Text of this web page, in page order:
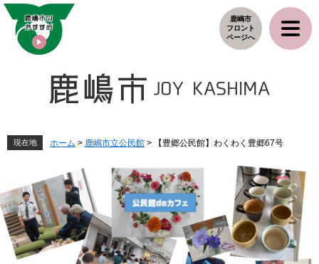
ペ
メ
鹿嶋市
フロント
ページへ
現在地 ホーム > 鹿嶋市立公民館 > 【豊郷公民館】わくわく豊郷67号